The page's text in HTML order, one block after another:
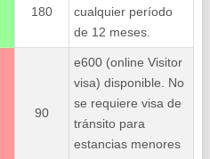
180
cualquier período
de 12 meses.
90
e600 (online Visitor
visa) disponible. No
se requiere visa de
tránsito para
estancias menores